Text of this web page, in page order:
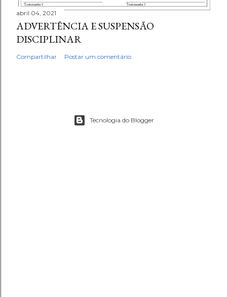
abril 04, 2021
ADVERTÊNCIA E SUSPENSÃO
DISCIPLINAR
Compartilhar Postar um comentário
Tecnologia do Blogger